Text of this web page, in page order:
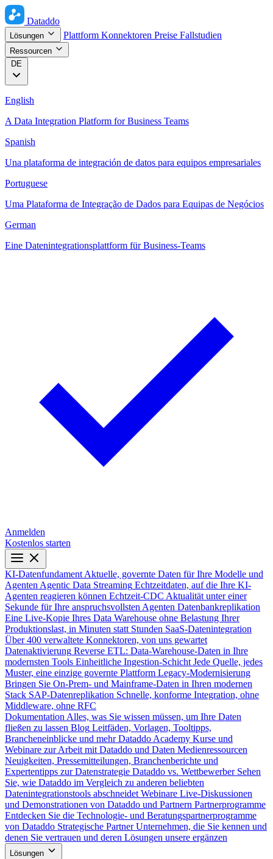
Dataddo
Lösungen Plattform Konnektoren Preise Fallstudien
Ressourcen
DE
English
A Data Integration Platform for Business Teams
Spanish
Una plataforma de integración de datos para equipos empresariales
Portuguese
Uma Plataforma de Integração de Dados para Equipas de Negócios
German
Eine Datenintegrationsplattform für Business-Teams
Anmelden
Kostenlos starten
KI-Datenfundament Aktuelle, governte Daten für Ihre Modelle und
Agenten Agentic Data Streaming Echtzeitdaten, auf die Ihre KI-
Agenten reagieren können Echtzeit-CDC Aktualität unter einer
Sekunde für Ihre anspruchsvollsten Agenten Datenbankreplikation
Eine Live-Kopie Ihres Data Warehouse ohne Belastung Ihrer
Produktionslast, in Minuten statt Stunden SaaS-Datenintegration
Über 400 verwaltete Konnektoren, von uns gewartet
Datenaktivierung Reverse ETL: Data-Warehouse-Daten in Ihre
modernsten Tools Einheitliche Ingestion-Schicht Jede Quelle, jedes
Muster, eine einzige governte Plattform Legacy-Modernisierung
Bringen Sie On-Prem- und Mainframe-Daten in Ihren modernen
Stack SAP-Datenreplikation Schnelle, konforme Integration, ohne
Middleware, ohne RFC
Dokumentation Alles, was Sie wissen müssen, um Ihre Daten
fließen zu lassen Blog Leitfäden, Vorlagen, Tooltipps,
Brancheneinblicke und mehr Dataddo Academy Kurse und
Webinare zur Arbeit mit Dataddo und Daten Medienressourcen
Neuigkeiten, Pressemitteilungen, Branchenberichte und
Expertentipps zur Datenstrategie Dataddo vs. Wettbewerber Sehen
Sie, wie Dataddo im Vergleich zu anderen beliebten
Datenintegrationstools abschneidet Webinare Live-Diskussionen
und Demonstrationen von Dataddo und Partnern Partnerprogramme
Entdecken Sie die Technologie- und Beratungspartnerprogramme
von Dataddo Strategische Partner Unternehmen, die Sie kennen und
denen Sie vertrauen und deren Lösungen unsere ergänzen
Lösungen